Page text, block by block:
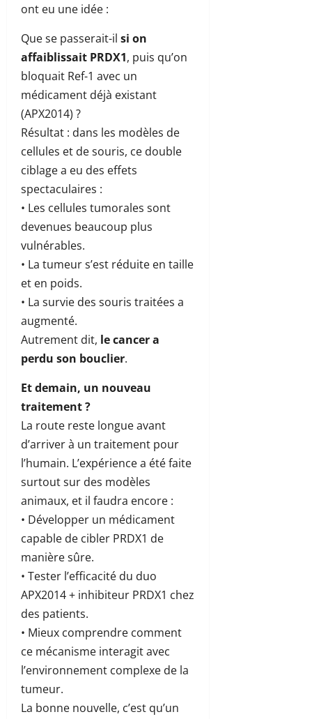
ont eu une idée :
Que se passerait-il si on
affaiblissait PRDX1, puis qu’on
bloquait Ref-1 avec un
médicament déjà existant
(APX2014) ?
Résultat : dans les modèles de
cellules et de souris, ce double
ciblage a eu des effets
spectaculaires :
• Les cellules tumorales sont
devenues beaucoup plus
vulnérables.
• La tumeur s’est réduite en taille
et en poids.
• La survie des souris traitées a
augmenté.
Autrement dit, le cancer a
perdu son bouclier.
Et demain, un nouveau
traitement ?
La route reste longue avant
d’arriver à un traitement pour
l’humain. L’expérience a été faite
surtout sur des modèles
animaux, et il faudra encore :
• Développer un médicament
capable de cibler PRDX1 de
manière sûre.
• Tester l’efficacité du duo
APX2014 + inhibiteur PRDX1 chez
des patients.
• Mieux comprendre comment
ce mécanisme interagit avec
l’environnement complexe de la
tumeur.
La bonne nouvelle, c’est qu’un